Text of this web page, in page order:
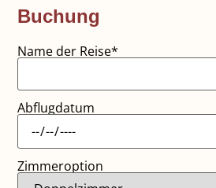
Buchung
Name der Reise*
Abflugdatum
Zimmeroption